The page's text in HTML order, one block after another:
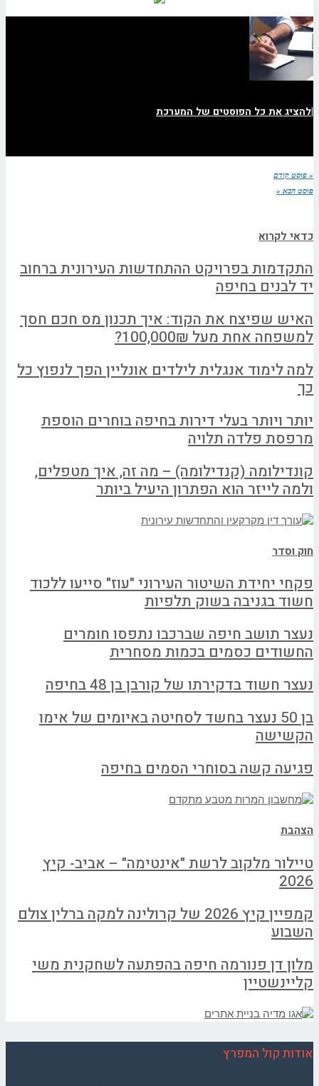
|להציג את כל הפוסטים של המערכת
« פוסט קודם
פוסט הבא »
כדאי לקרוא
התקדמות בפרויקט ההתחדשות העירונית ברחוב
יד לבנים בחיפה
האיש שפיצח את הקוד: איך תכנון מס חכם חסך
למשפחה אחת מעל 100,000₪?
למה לימוד אנגלית לילדים אונליין הפך לנפוץ כל
כך
יותר ויותר בעלי דירות בחיפה בוחרים הוספת
מרפסת פלדה תלויה
קונדילומה (קנדילומה) – מה זה, איך מטפלים,
ולמה לייזר הוא הפתרון היעיל ביותר
חוק וסדר
פקחי יחידת השיטור העירוני "עוז" סייעו ללכוד
חשוד בגניבה בשוק תלפיות
נעצר תושב חיפה שברכבו נתפסו חומרים
החשודים כסמים בכמות מסחרית
נעצר חשוד בדקירתו של קורבן בן 48 בחיפה
בן 50 נעצר בחשד לסחיטה באיומים של אימו
הקשישה
פגיעה קשה בסוחרי הסמים בחיפה
הצהבת
טיילור מלקוב לרשת "אינטימה" – אביב- קיץ
2026
קמפיין קיץ 2026 של קרולינה למקה ברלין צולם
השבוע
מלון דן פנורמה חיפה בהפתעה לשחקנית משי
קליינשטיין
אודות קול המפרץ